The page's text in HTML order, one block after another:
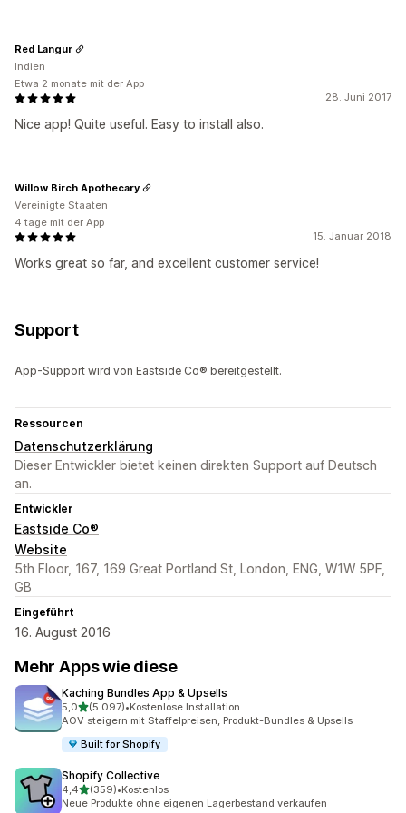
28. Juni 2017
Nice app! Quite useful. Easy to install also.
Red Langur
Indien
Etwa 2 monate mit der App
15. Januar 2018
Works great so far, and excellent customer service!
Willow Birch Apothecary
Vereinigte Staaten
4 tage mit der App
Support
App-Support wird von Eastside Co® bereitgestellt.
Ressourcen
Datenschutzerklärung
Dieser Entwickler bietet keinen direkten Support auf Deutsch
an.
Entwickler
Eastside Co®
Website
5th Floor, 167, 169 Great Portland St, London, ENG, W1W 5PF,
GB
Eingeführt
16. August 2016
Mehr Apps wie diese
Kaching Bundles App & Upsells
5,0von 5 Sternen
(5.097)
5097 Rezensionen insgesamt
•Kostenlose Installation
AOV steigern mit Staffelpreisen, Produkt-Bundles & Upsells
Built for Shopify
Shopify Collective
4,4von 5 Sternen
(359)
359 Rezensionen insgesamt
•Kostenlos
Neue Produkte ohne eigenen Lagerbestand verkaufen